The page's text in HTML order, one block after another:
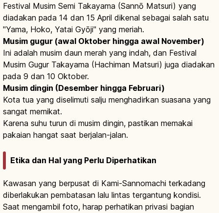
Festival Musim Semi Takayama (Sannō Matsuri) yang
diadakan pada 14 dan 15 April dikenal sebagai salah satu
"Yama, Hoko, Yatai Gyōji" yang meriah.
Musim gugur (awal Oktober hingga awal November)
Ini adalah musim daun merah yang indah, dan Festival
Musim Gugur Takayama (Hachiman Matsuri) juga diadakan
pada 9 dan 10 Oktober.
Musim dingin (Desember hingga Februari)
Kota tua yang diselimuti salju menghadirkan suasana yang
sangat memikat.
Karena suhu turun di musim dingin, pastikan memakai
pakaian hangat saat berjalan-jalan.
Etika dan Hal yang Perlu Diperhatikan
Kawasan yang berpusat di Kami-Sannomachi terkadang
diberlakukan pembatasan lalu lintas tergantung kondisi.
Saat mengambil foto, harap perhatikan privasi bagian